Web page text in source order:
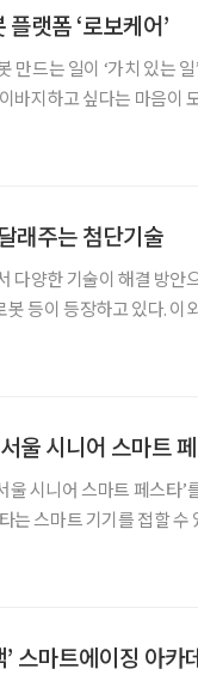
랫폼 ‘로보케어’
만드는 일이 ‘가치 있는
바지하고 싶다는 마음이
래주는 첨단기술
다양한 기술이 해결 방안
다. 이외에도 어떤 기술이 중년의
울 시니어 스마트
시니어 스마트 페스타’
는 스마트 기기를 접할 수
스마트에이징 아카